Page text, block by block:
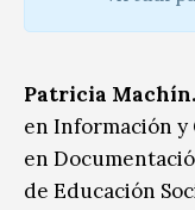
Patricia Machín.
en Información y
en
de Educación